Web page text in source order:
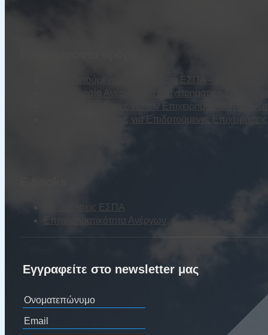
Τα Επιδοτούμενα Προγράμματα ΕΣΠΑ – ΔΥΠΑ
Προετοιμασία Ανέργου για Επιχειρηματική
Επιλέξιμες Δαπάνες για την Επιχειρηματικότητα
Επιλέξιμες Δαπάνες για Επιδοτούμενες
Επιδοτήσεις ΕΣΠΑ
Επιχειρηματικότητα Ανέργων
Εγγραφείτε στο newsletter μας